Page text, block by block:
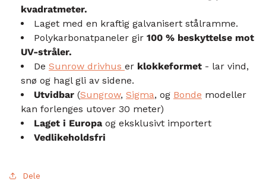
kvadratmeter.
Laget med en kraftig galvanisert stålramme.
Polykarbonatpaneler gir 100 % beskyttelse mot
UV-stråler.
De Sunrow drivhus er klokkeformet - lar vind,
snø og hagl gli av sidene.
Utvidbar (Sungrow, Sigma, og Bonde modeller
kan forlenges utover 30 meter)
Laget i Europa og eksklusivt importert
Vedlikeholdsfri
Dele